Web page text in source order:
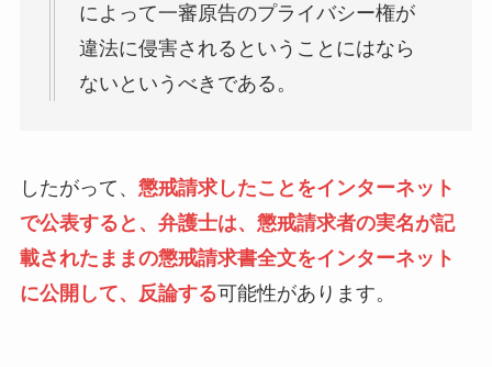
によって一審原告のプライバシー権が
違法に侵害されるということにはなら
ないというべきである。
したがって、 懲戒請求したことをインターネット
で公表すると、弁護士は、懲戒請求者の実名が記
載されたままの懲戒請求書全文をインターネット
に公開して、反論する可能性があります。